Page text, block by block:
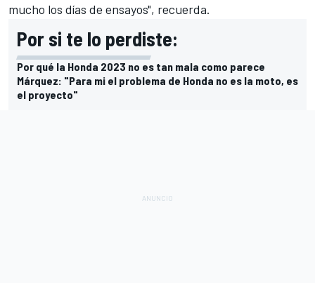
mucho los días de ensayos", recuerda.
Por si te lo perdiste:
Por qué la Honda 2023 no es tan mala como parece
Márquez: "Para mi el problema de Honda no es la moto, es
el proyecto"